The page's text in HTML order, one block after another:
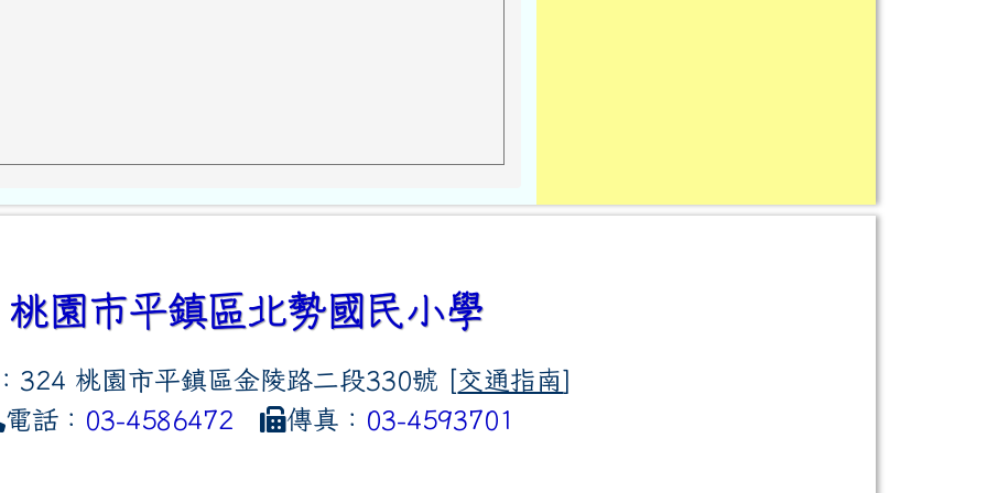
桃園市平鎮區北勢國民小學
324 桃園市平鎮區金陵路二段330號 [交通指南]
電話： 03-4586472 傳真： 03-4593701